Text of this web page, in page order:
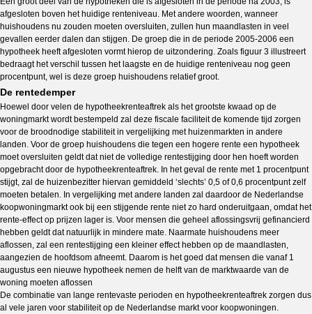
afgesloten boven het huidige renteniveau. Met andere woorden, wanneer
huishoudens nu zouden moeten oversluiten, zullen hun maandlasten in veel
gevallen eerder dalen dan stijgen. De groep die in de periode 2005-2006 een
hypotheek heeft afgesloten vormt hierop de uitzondering. Zoals figuur 3 illustreert
bedraagt het verschil tussen het laagste en de huidige renteniveau nog geen
procentpunt, wel is deze groep huishoudens relatief groot.
De rentedemper
Hoewel door velen de hypotheekrenteaftrek als het grootste kwaad op de
woningmarkt wordt bestempeld zal deze fiscale faciliteit de komende tijd zorgen
voor de broodnodige stabiliteit in vergelijking met huizenmarkten in andere
landen. Voor de groep huishoudens die tegen een hogere rente een hypotheek
moet oversluiten geldt dat niet de volledige rentestijging door hen hoeft worden
opgebracht door de hypotheekrenteaftrek. In het geval de rente met 1 procentpunt
stijgt, zal de huizenbezitter hiervan gemiddeld ‘slechts’ 0,5 of 0,6 procentpunt zelf
moeten betalen. In vergelijking met andere landen zal daardoor de Nederlandse
koopwoningmarkt ook bij een stijgende rente niet zo hard onderuitgaan, omdat het
rente-effect op prijzen lager is. Voor mensen die geheel aflossingsvrij gefinancierd
hebben geldt dat natuurlijk in mindere mate. Naarmate huishoudens meer
aflossen, zal een rentestijging een kleiner effect hebben op de maandlasten,
aangezien de hoofdsom afneemt. Daarom is het goed dat mensen die vanaf 1
augustus een nieuwe hypotheek nemen de helft van de marktwaarde van de
woning moeten aflossen
De combinatie van lange rentevaste perioden en hypotheekrenteaftrek zorgen dus
al vele jaren voor stabiliteit op de Nederlandse markt voor koopwoningen.